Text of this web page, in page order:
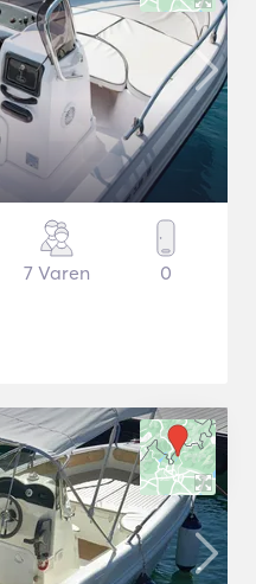
7 Varen 0